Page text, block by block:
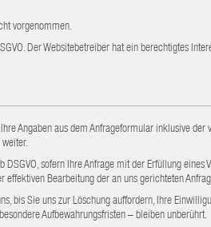
vorgenommen.
Der Websitebetreiber hat ein berechtigtes
Angaben aus dem Anfrageformular inklusive
weiter.
DSGVO, sofern Ihre Anfrage mit der Erfüllung
Bearbeitung der an uns gerichteten
bis Sie uns zur Löschung auffordern, Ihre
Aufbewahrungsfristen – bleiben unberührt.